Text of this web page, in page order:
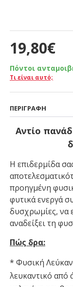
19,80€
Πόντοι
Τι είναι αυτό;
ΠΕΡΙΓΡΑΦΉ
Αντίο
Η επιδερμίδα
προηγμένη
φυτικά ενεργά
δυσχρωμίες, να
αναδείξει τη
Πώς δρα:
* Φυσική
λευκαντικό από